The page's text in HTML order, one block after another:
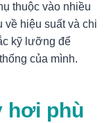
thuộc vào nhiều
về hiệu suất và chi
kỹ lưỡng để
của mình.
hơi phù